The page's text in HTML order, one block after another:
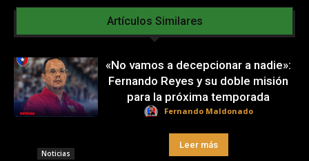
Artículos Similares
Noticias
«No vamos a decepcionar a nadie»:
Fernando Reyes y su doble misión
para la próxima temporada
Fernando Maldonado
Leer más